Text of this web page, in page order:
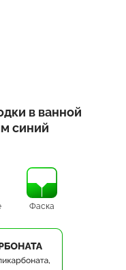
в ванной
синий
Фаска